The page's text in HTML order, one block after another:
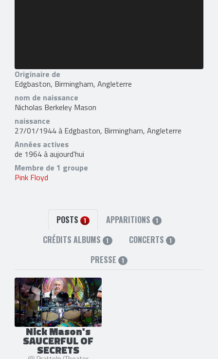
Originaire de
Edgbaston, Birmingham, Angleterre
nom de naissance
Nicholas Berkeley Mason
naissance
27/01/1944 à Edgbaston, Birmingham, Angleterre
Années actives
de 1964 à aujourd'hui
Membre de 1 groupe
Pink Floyd
POSTS 1 APPARITIONS 1
CRÉDITS ALBUMS 1 CONCERTS 1
PRESSE 1
Nick Mason's
SAUCERFUL OF
SECRETS